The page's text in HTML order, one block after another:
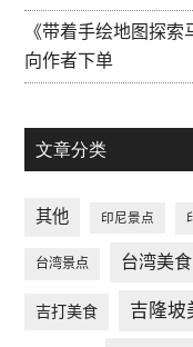
《带着手绘地图探
向作者下单
文章分类
其他 印尼景点
台湾景点 台湾美食
吉打美食 吉隆坡